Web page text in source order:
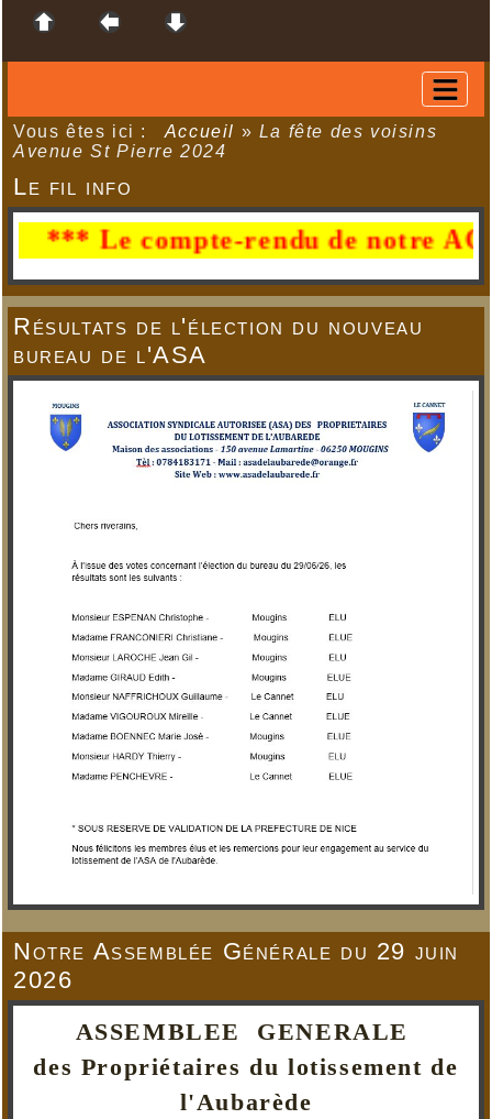
Vous êtes ici : Accueil » La fête des voisins
Avenue St Pierre 2024
Le fil info
Le compte-rendu de notre AG du
Résultats de l'élection du nouveau
bureau de l'ASA
Notre Assemblée Générale du 29 juin
2026
ASSEMBLEE GENERALE
des Propriétaires du lotissement de
l'Aubarède